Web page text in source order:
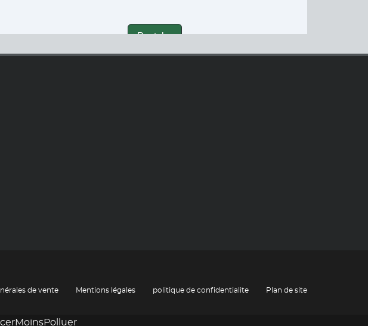
de vente Mentions légales politique de confidentialite Plan de site